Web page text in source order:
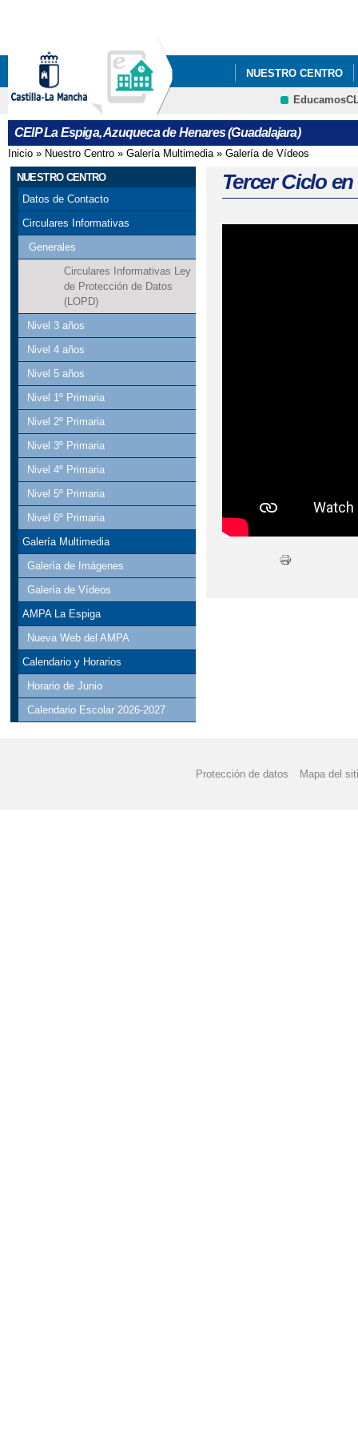
NUESTRO CENTRO
CRFP
CEIP La Espiga, Azuqueca de Henares (Guadalajara)
Se encuentra usted aquí
Inicio » Nuestro Centro » Galería Multimedia» Galería de Vídeos
NUESTRO CENTRO
Datos de Contacto
Circulares Informativas
Generales
Circulares Informativas Ley
de Protección de Datos
(LOPD)
Nivel 3 años
Nivel 4 años
Nivel 5 años
Nivel 1º Primaria
Nivel 2º Primaria
Nivel 3º Primaria
Nivel 4º Primaria
Nivel 5º Primaria
Nivel 6º Primaria
Galería Multimedia
Galería de Imágenes
Galería de Vídeos
AMPA La Espiga
Nueva Web del AMPA
Calendario y Horarios
Horario de Junio
Calendario Escolar 2026-2027
Tercer Ciclo
Protección de datos Mapa del